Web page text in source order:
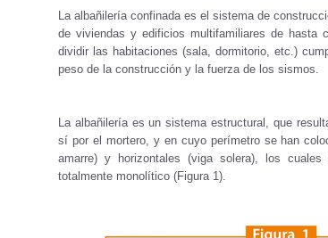
La albañilería confinada es el sistema de
de viviendas y edificios multifamiliares de
dividir las habitaciones (sala, dormitorio, etc.)
peso de la construcción y la fuerza de los sismos.
La albañilería es un sistema estructural, que
sí por el mortero, y en cuyo perímetro se han
amarre) y horizontales (viga solera), los
totalmente monolítico (Figura 1).